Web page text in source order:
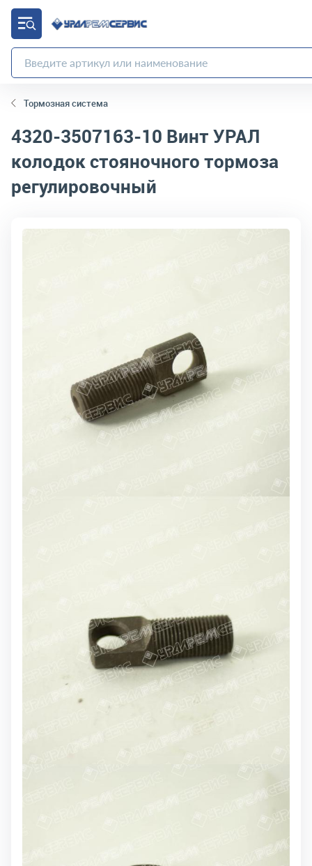
Тормозная система
4320-3507163-10 Винт УРАЛ
колодок стояночного тормоза
регулировочный
код товара:2305